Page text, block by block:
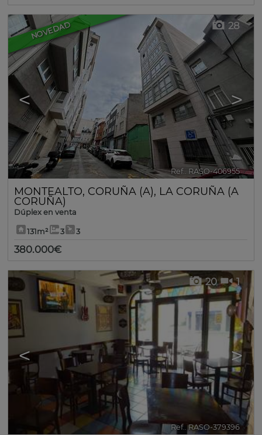
NOVEDAD
< >
28
Ref.. RASO-406955 🔗
MONTEALTO, CORUÑA (A), LA CORUÑA (A
CORUÑA)
Dúplex en venta
131m² 3 3
380.000€
< >
20 1
Ref.. RASO-379396 🔗